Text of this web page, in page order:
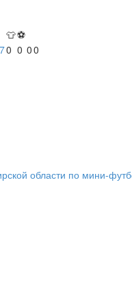
👕⚽
0 0 00
области по мини-